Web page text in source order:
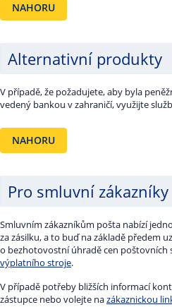
NAHORU
Alternativní produkty
V případě, že požadujete, aby byla
vedený bankou v zahraničí, využijte
NAHORU
Pro smluvní zákazníky
Smluvním zákazníkům pošta nabízí
za zásilku, a to buď na základě předem
o bezhotovostní úhradě cen poštovních
výplatního stroje.
V případě potřeby bližších informací
zástupce nebo volejte nazákaznickou